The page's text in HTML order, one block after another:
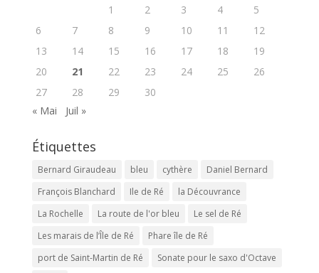
1
2 3 4
5
6
7 8 9 10 11
12
13
14 15 16 17 18
19
20
21 22 23 24 25
26
27
28 29
30
« Mai
Juil »
Étiquettes
Bernard Giraudeau bleu cythère
Daniel Bernard
François Blanchard
Ile de Ré
la Découvrance
La Rochelle
La route de l'or bleu
Le sel de Ré
Les marais de l’Île de Ré
Phare île de Ré
port de Saint-Martin de Ré
Sonate pour le saxo d'Octave